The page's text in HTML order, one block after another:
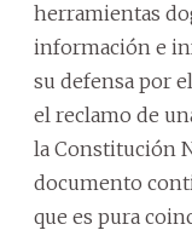
herramientas
información e
su defensa por
el reclamo de
la Constitución
documento
que es pura